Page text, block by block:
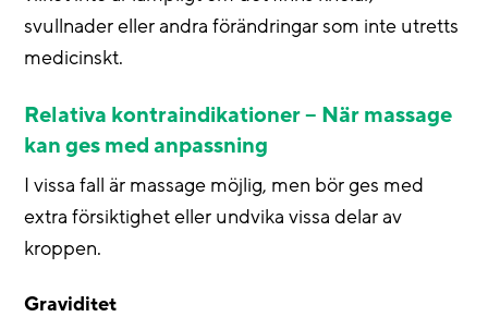
svullnader eller andra förändringar som inte utretts
medicinskt.
Relativa kontraindikationer – När massage
kan ges med anpassning
I vissa fall är massage möjlig, men bör ges med
extra försiktighet eller undvika vissa delar av
kroppen.
Graviditet